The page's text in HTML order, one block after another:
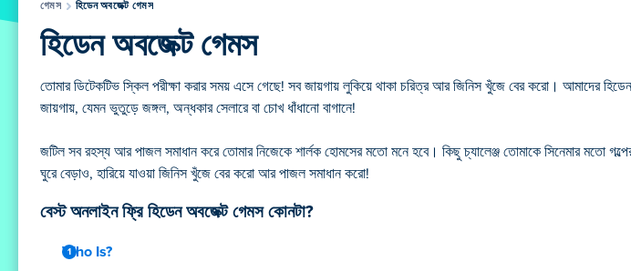
গেমস হিডেন অবজেক্ট গেমস
হিডেন অবজেক্ট গেমস
তোমার ডিটেকটিভ স্কিল পরীক্ষা করার সময় এসে গেছে! সব জায়গায় লুকিয়ে থাকা চরিত্র আর জিনিস খুঁজে বের করো। আমাদের
জায়গায়, যেমন ভুতুড়ে জঙ্গল, অন্ধকার সেলারে বা চোখ ধাঁধানো বাগানে!
জটিল সব রহস্য আর পাজল সমাধান করে তোমার নিজেকে শার্লক হোমসের মতো মনে হবে। কিছু চ্যালেঞ্জ তোমাকে সিনেমার মতো
ঘুরে বেড়াও, হারিয়ে যাওয়া জিনিস খুঁজে বের করো আর পাজল সমাধান করো!
বেস্ট অনলাইন ফ্রি হিডেন অবজেক্ট গেমস কোনটা?
Who Is?